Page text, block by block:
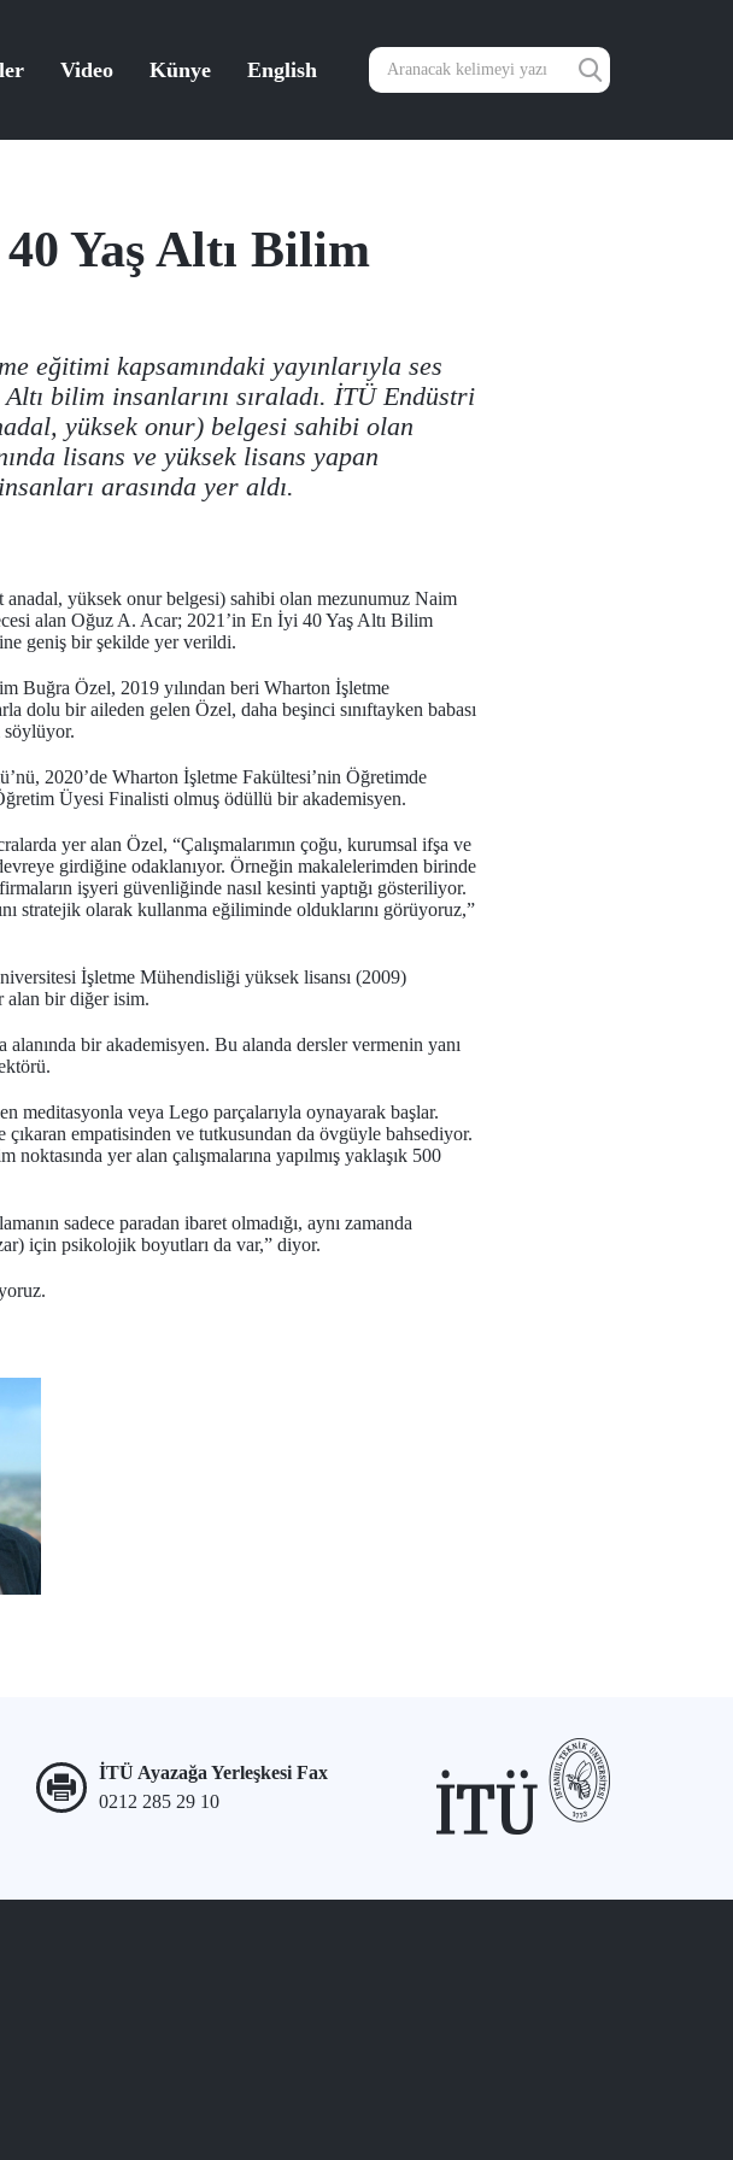
Video Künye English
Yaş Altı Bilim
eğitimi kapsamındaki yayınlarıyla ses
bilim insanlarını sıraladı. İTÜ Endüstri
yüksek onur) belgesi sahibi olan
lisans ve yüksek lisans yapan
arasında yer aldı.
yüksek onur belgesi) sahibi olan mezunumuz Naim
alan Oğuz A. Acar; 2021’in En İyi 40 Yaş Altı Bilim
geniş bir şekilde yer verildi.
Buğra Özel, 2019 yılından beri Wharton İşletme
dolu bir aileden gelen Özel, daha beşinci sınıftayken babası
söylüyor.
2020’de Wharton İşletme Fakültesi’nin Öğretimde
Üyesi Finalisti olmuş ödüllü bir akademisyen.
yer alan Özel, “Çalışmalarımın çoğu, kurumsal ifşa ve
girdiğine odaklanıyor. Örneğin makalelerimden birinde
işyeri güvenliğinde nasıl kesinti yaptığı gösteriliyor.
stratejik olarak kullanma eğiliminde olduklarını görüyoruz,”
İşletme Mühendisliği yüksek lisansı (2009)
alan bir diğer isim.
bir akademisyen. Bu alanda dersler vermenin yanı
meditasyonla veya Lego parçalarıyla oynayarak başlar.
empatisinden ve tutkusundan da övgüyle bahsediyor.
yer alan çalışmalarına yapılmış yaklaşık 500
sadece paradan ibaret olmadığı, aynı zamanda
için psikolojik boyutları da var,” diyor.
İTÜ Ayazağa Yerleşkesi Fax
0212 285 29 10